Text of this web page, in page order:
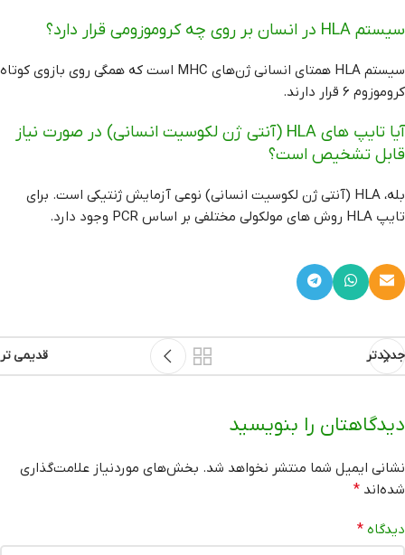
سیستم HLA در انسان بر روی چه کروموزومی قرار دارد؟
سیستم HLA همتای انسانی ژن‌های MHC است که همگی روی بازوی کوتاه
کروموزوم 6 قرار دارند.
آیا تایپ های HLA (آنتی ژن لکوسیت انسانی) در صورت نیاز
قابل تشخیص است؟
بله، HLA (آنتی ژن لکوسیت انسانی) نوعی آزمایش ژنتیکی است. برای
تایپ HLA روش های مولکولی مختلفی بر اساس PCR وجود دارد.
جدیدتر قدیمی تر
دیدگاهتان را بنویسید
نشانی ایمیل شما منتشر نخواهد شد. بخش‌های موردنیاز علامت‌گذاری
شده‌اند *
دیدگاه *